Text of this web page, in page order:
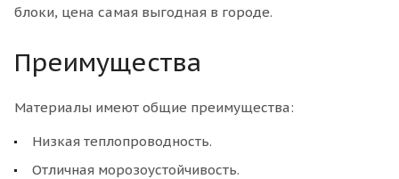
блоки, цена самая выгодная в городе.
Преимущества
Материалы имеют общие преимущества:
Низкая теплопроводность.
Отличная морозоустойчивость.